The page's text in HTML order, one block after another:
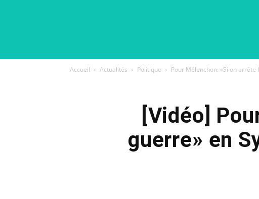
Accueil Actualités Politique Pour Mélenchon: «Si on
[Vidéo]
guerre» en